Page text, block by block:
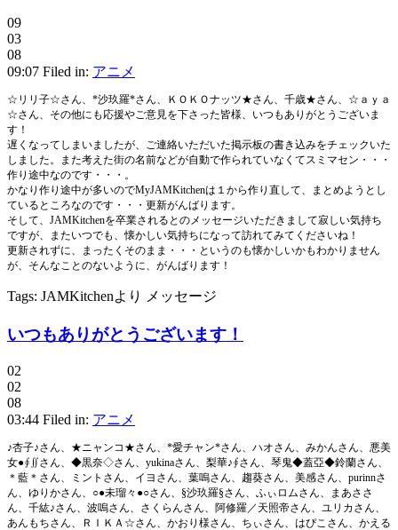
09
03
08
09:07 Filed in: アニメ
☆リリ子☆さん、*沙玖羅*さん、ＫＯＫＯナッツ★さん、千歳★さん、☆ａｙａ
☆さん、その他にも応援やご意見を下さった皆様、いつもありがとうございま
す！
遅くなってしまいましたが、ご連絡いただいた掲示板の書き込みをチェックいた
しました。また考えた街の名前などが自動で作られていなくてスミマセン・・・
作り途中なのです・・・。
かなり作り途中が多いのでMyJAMKitchenは１から作り直して、まとめようとし
ているところなのです・・・更新がんばります。
そして、JAMKitchenを卒業されるとのメッセージいただきまして寂しい気持ち
ですが、またいつでも、懐かしい気持ちになって訪れてみてくださいね！
更新されずに、まったくそのまま・・・というのも懐かしいかもわかりません
が、そんなことのないように、がんばります！
Tags: JAMKitchenより メッセージ
いつもありがとうございます！
02
02
08
03:44 Filed in: アニメ
♪杏子♪さん、★ニャンコ★さん、*愛チャン*さん、ハオさん、みかんさん、悪美
女●∮∬さん、◆黒奈◇さん、yukinaさん、梨華♪∮さん、琴鬼◆蓋亞◆鈴蘭さん、
＊藍＊さん、ミントさん、イヨさん、葉嗚さん、趨葵さん、美感さん、purinnさ
ん、ゆりかさん、○●未瑠々●○さん、§沙玖羅§さん、ふぃロムさん、まあささ
ん、千紘♪さん、波嗚さん、さくらんさん、阿修羅／天照帝さん、ユリカさん、
あんもちさん、ＲＩＫＡ☆さん、かおり様さん、ちぃさん、はぴこさん、かえる